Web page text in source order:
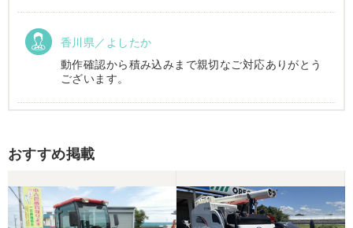
香川県／よしたか
動作確認から積み込みまで親切なご対応ありがとう
ございます。
リピート購入させて頂きました。 ありがとうござい
香川県／井上
おすすめ掲載